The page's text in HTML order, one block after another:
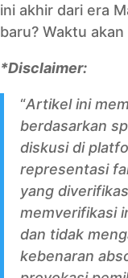
ini akhir dari era
baru? Waktu
*Disclaimer:
“Artikel ini
berdasarkan
diskusi di
representasi
yang
memverifikasi
dan tidak
kebenaran